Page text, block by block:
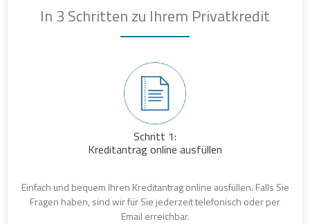
In 3 Schritten zu Ihrem Privatkredit
Schritt 1:
Kreditantrag online ausfüllen
Einfach und bequem Ihren Kreditantrag online ausfüllen. Falls Sie
Fragen haben, sind wir für Sie jederzeit telefonisch oder per
Email erreichbar.